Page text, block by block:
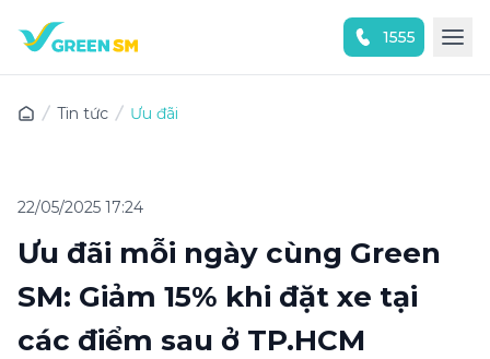
1555
Tin tức Ưu đãi
22/05/2025 17:24
Ưu đãi mỗi ngày cùng Green
SM: Giảm 15% khi đặt xe tại
các điểm sau ở TP.HCM